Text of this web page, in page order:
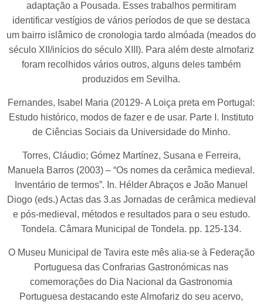
adaptação a Pousada. Esses trabalhos permitiram
identificar vestígios de vários períodos de que se destaca
um bairro islâmico de cronologia tardo almóada (meados do
século XII/inícios do século XIII). Para além deste almofariz
foram recolhidos vários outros, alguns deles também
produzidos em Sevilha.
Fernandes, Isabel Maria (20129- A Loiça preta em Portugal:
Estudo histórico, modos de fazer e de usar. Parte I. Instituto
de Ciências Sociais da Universidade do Minho.
Torres, Cláudio; Gómez Martínez, Susana e Ferreira,
Manuela Barros (2003) – “Os nomes da cerâmica medieval.
Inventário de termos”. In. Hélder Abraços e João Manuel
Diogo (eds.) Actas das 3.as Jornadas de cerâmica medieval
e pós-medieval, métodos e resultados para o seu estudo.
Tondela. Câmara Municipal de Tondela. pp. 125-134.
O Museu Municipal de Tavira este mês alia-se à Federação
Portuguesa das Confrarias Gastronómicas nas
comemorações do Dia Nacional da Gastronomia
Portuguesa destacando este Almofariz do seu acervo,